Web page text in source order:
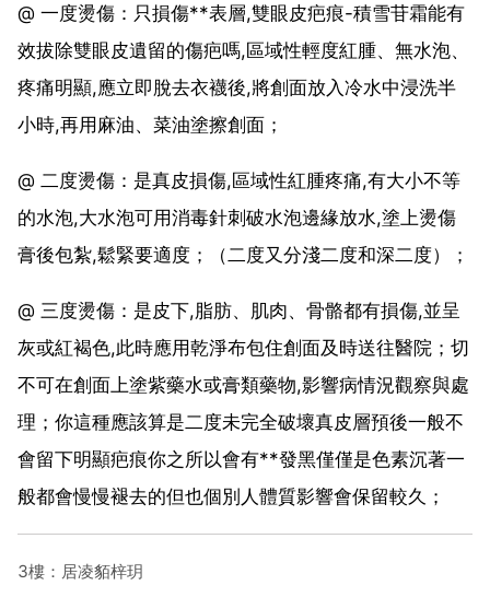
@ 一度燙傷：只損傷**表層,雙眼皮疤痕-積雪苷霜能有
效拔除雙眼皮遺留的傷疤嗎,區域性輕度紅腫、無水泡、
疼痛明顯,應立即脫去衣襪後,將創面放入冷水中浸洗半
小時,再用麻油、菜油塗擦創面；
@ 二度燙傷：是真皮損傷,區域性紅腫疼痛,有大小不等
的水泡,大水泡可用消毒針刺破水泡邊緣放水,塗上燙傷
膏後包紮,鬆緊要適度；（二度又分淺二度和深二度）；
@ 三度燙傷：是皮下,脂肪、肌肉、骨骼都有損傷,並呈
灰或紅褐色,此時應用乾淨布包住創面及時送往醫院；切
不可在創面上塗紫藥水或膏類藥物,影響病情況觀察與處
理；你這種應該算是二度未完全破壞真皮層預後一般不
會留下明顯疤痕你之所以會有**發黑僅僅是色素沉著一
般都會慢慢褪去的但也個別人體質影響會保留較久；
3樓：居凌貊梓玥